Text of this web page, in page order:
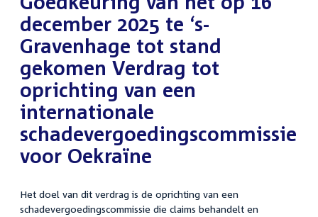
december 2025 te ‘s-
Gravenhage tot stand
gekomen Verdrag tot
oprichting van een
internationale
schadevergoedingscommissie
voor Oekraïne
Het doel van dit verdrag is de oprichting van een
schadevergoedingscommissie die claims behandelt en